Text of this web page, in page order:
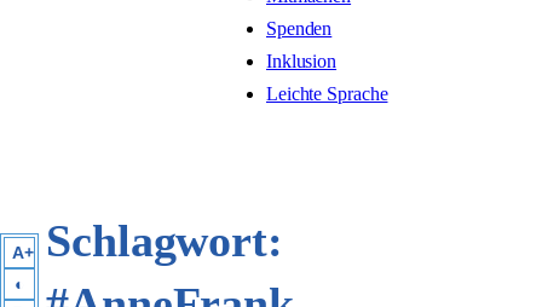
Spenden
Inklusion
Leichte Sprache
Schlagwort:
A+
◐